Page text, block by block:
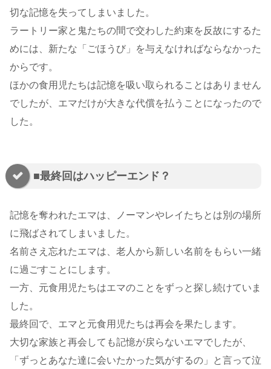
切な記憶を失ってしまいました。
ラートリー家と鬼たちの間で交わした約束を反故にするた
めには、新たな「ごほうび」を与えなければならなかった
からです。
ほかの食用児たちは記憶を吸い取られることはありません
でしたが、エマだけが大きな代償を払うことになったので
した。
■最終回はハッピーエンド？
記憶を奪われたエマは、ノーマンやレイたちとは別の場所
に飛ばされてしまいました。
名前さえ忘れたエマは、老人から新しい名前をもらい一緒
に過ごすことにします。
一方、元食用児たちはエマのことをずっと探し続けていま
した。
最終回で、エマと元食用児たちは再会を果たします。
大切な家族と再会しても記憶が戻らないエマでしたが、
「ずっとあなた達に会いたかった気がするの」と言って泣